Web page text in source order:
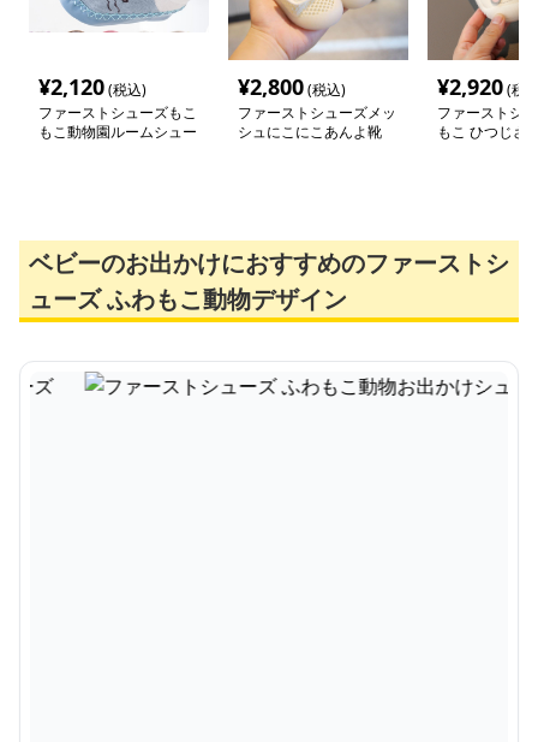
¥2,120(税込)
ファーストシューズもこ
もこ動物園ルームシュー
¥2,800(税込)
ファーストシューズメッ
シュにこにこあんよ靴
¥2,920(税
ファーストシ
もこ ひつじさ
ベビーのお出かけにおすすめのファーストシ
ューズ ふわもこ動物デザイン